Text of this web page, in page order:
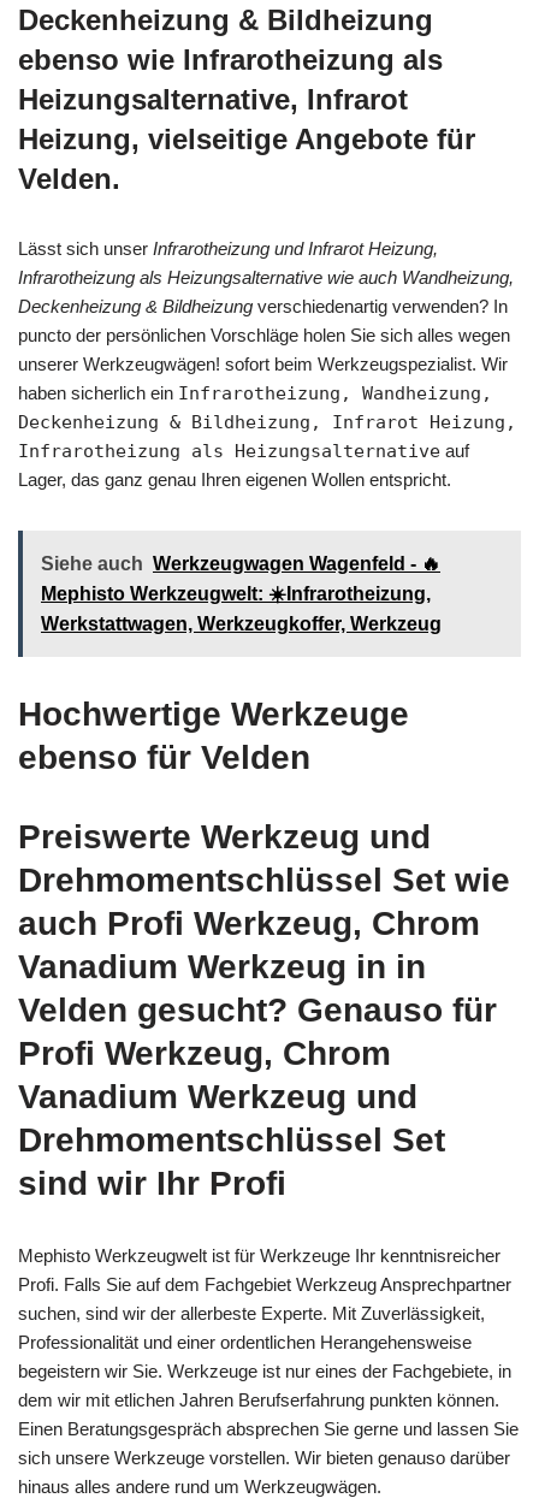
Deckenheizung & Bildheizung
ebenso wie Infrarotheizung als
Heizungsalternative, Infrarot
Heizung, vielseitige Angebote für
Velden.
Lässt sich unser Infrarotheizung und Infrarot Heizung,
Infrarotheizung als Heizungsalternative wie auch Wandheizung,
Deckenheizung & Bildheizung verschiedenartig verwenden? In
puncto der persönlichen Vorschläge holen Sie sich alles wegen
unserer Werkzeugwägen! sofort beim Werkzeugspezialist. Wir
haben sicherlich ein Infrarotheizung, Wandheizung,
Deckenheizung & Bildheizung, Infrarot Heizung,
Infrarotheizung als Heizungsalternative auf
Lager, das ganz genau Ihren eigenen Wollen entspricht.
Siehe auch Werkzeugwagen Wagenfeld - 🔥
Mephisto Werkzeugwelt: ☀️Infrarotheizung,
Werkstattwagen, Werkzeugkoffer, Werkzeug
Hochwertige Werkzeuge
ebenso für Velden
Preiswerte Werkzeug und
Drehmomentschlüssel Set wie
auch Profi Werkzeug, Chrom
Vanadium Werkzeug in in
Velden gesucht? Genauso für
Profi Werkzeug, Chrom
Vanadium Werkzeug und
Drehmomentschlüssel Set
sind wir Ihr Profi
Mephisto Werkzeugwelt ist für Werkzeuge Ihr kenntnisreicher
Profi. Falls Sie auf dem Fachgebiet Werkzeug Ansprechpartner
suchen, sind wir der allerbeste Experte. Mit Zuverlässigkeit,
Professionalität und einer ordentlichen Herangehensweise
begeistern wir Sie. Werkzeuge ist nur eines der Fachgebiete, in
dem wir mit etlichen Jahren Berufserfahrung punkten können.
Einen Beratungsgespräch absprechen Sie gerne und lassen Sie
sich unsere Werkzeuge vorstellen. Wir bieten genauso darüber
hinaus alles andere rund um Werkzeugwägen.